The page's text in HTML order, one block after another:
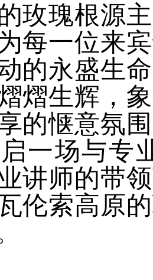
玫瑰根源
每一位来
的永盛生
熠生辉，
的惬意氛
一场与专
讲师的带
伦索高原